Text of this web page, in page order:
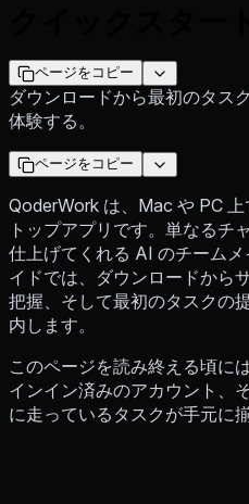
ページをコピー
ダウンロードから最初のタス
体験する。
ページをコピー
QoderWork は、Mac や PC
トップアプリです。単なるチ
仕上げてくれる AI のチーム
イドでは、ダウンロードから
把握、そして最初のタスクの
内します。
このページを読み終える頃に
インイン済みのアカウント、
に走っているタスクが手元に